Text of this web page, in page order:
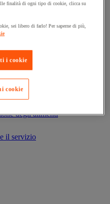
degli alimenti
il servizio
finalità di ogni tipo di cookie, clicca su
sei libero di farlo! Per saperne di più,
i cookie
cookie